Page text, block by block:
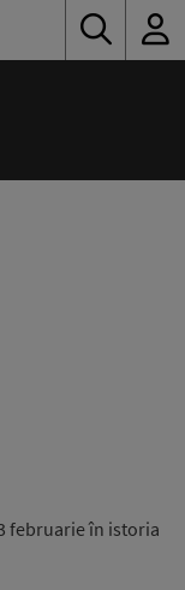
februarie în istoria